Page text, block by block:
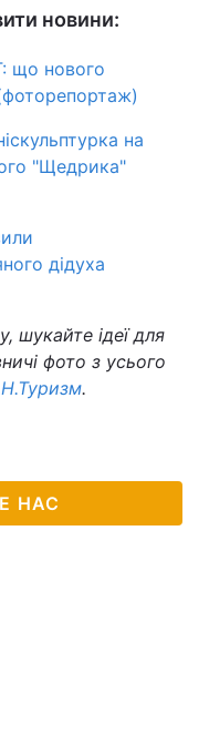
новини:
що нового
на
"Щедрика"
дідуха
шукайте ідеї для
фото з усього
.
НАС